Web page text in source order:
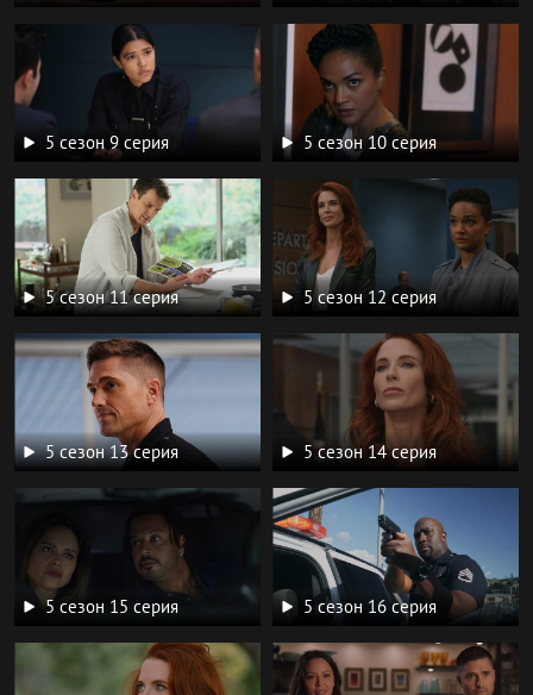
5 сезон 9 серия 5 сезон 10 серия
5 сезон 11 серия 5 сезон 12 серия
5 сезон 13 серия 5 сезон 14 серия
5 сезон 15 серия 5 сезон 16 серия